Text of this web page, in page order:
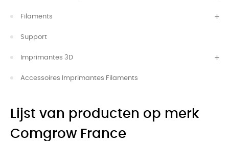
Filaments
Support
Imprimantes 3D
Accessoires Imprimantes Filaments
Lijst van producten op merk
Comgrow France